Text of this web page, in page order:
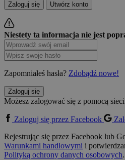
Zaloguj się Utwórz konto
Niestety ta informacja nie jest
Zapomniałeś hasła? Zdobądź nowe!
Zaloguj się
Możesz zalogować się z pomocą
Zaloguj się przez Facebook
Rejestrując się przez Facebook lub
Warunkami handlowymi i
Polityką ochrony danych osobowych.